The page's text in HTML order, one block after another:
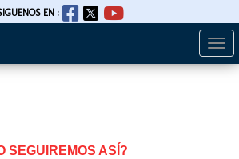
EN :
SEGUIREMOS ASÍ?